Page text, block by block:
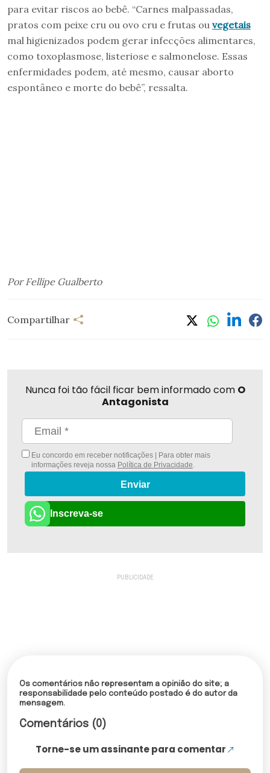
para evitar riscos ao bebê. “Carnes malpassadas,
pratos com peixe cru ou ovo cru e frutas ou vegetais
mal higienizados podem gerar infecções alimentares,
como toxoplasmose, listeriose e salmonelose. Essas
enfermidades podem, até mesmo, causar aborto
espontâneo e morte do bebê”, ressalta.
Por Fellipe Gualberto
Compartilhar
Nunca foi tão fácil ficar bem informado com O
Antagonista
Eu concordo em receber notificações | Para obter mais
informações reveja nossa Política de Privacidade.
Enviar
Inscreva-se
Os comentários não representam a opinião do site; a
responsabilidade pelo conteúdo postado é do autor da
mensagem.
Comentários (0)
Torne-se um assinante para comentar